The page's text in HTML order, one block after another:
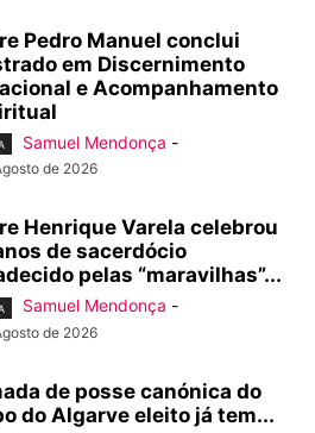
Pedro Manuel conclui
em Discernimento
e Acompanhamento
Samuel Mendonça -
de 2026
Henrique Varela celebrou
de sacerdócio
pelas “maravilhas”...
Samuel Mendonça -
de 2026
de posse canónica do
do Algarve eleito já tem...